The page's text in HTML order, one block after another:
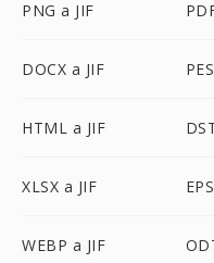
PNG a JIF
DOCX a JIF
HTML a JIF
XLSX a JIF
WEBP a JIF